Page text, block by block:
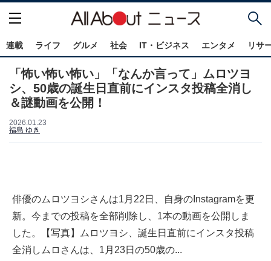
連載 ライフ グルメ 社会 IT・ビジネス エンタメ リサ
「怖い怖い怖い」「なんか言って」ムロツヨ
シ、50歳の誕生日直前にインスタ投稿全消し
＆謎動画を公開！
2026.01.23
福島 ゆき
俳優のムロツヨシさんは1月22日、自身のInstagramを更
新。今までの投稿を全部削除し、1本の動画を公開しま
した。【写真】ムロツヨシ、誕生日直前にインスタ投稿
全消しムロさんは、1月23日の50歳の...